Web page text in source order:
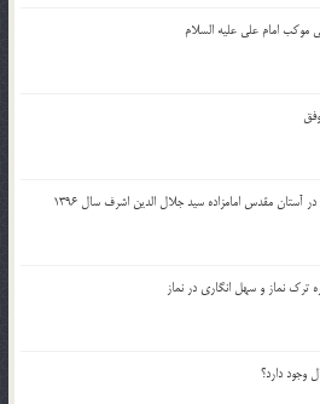
امام علی علیه السلام
آستان مقدس امامزاده سید جلال الدین اشرف سال 1396
ترک نماز و سهل انگاری در نماز
وجود دارد؟